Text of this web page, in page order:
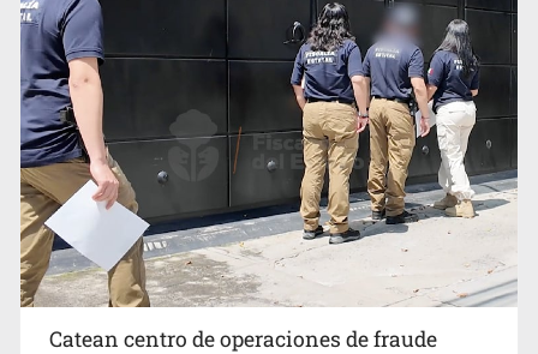
Catean centro de operaciones de fraude